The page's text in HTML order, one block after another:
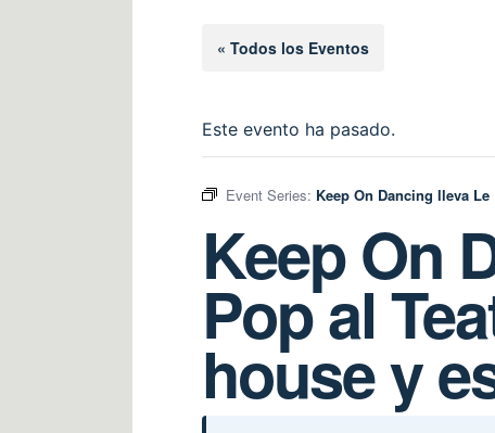
« Todos los Eventos
Este evento ha pasado.
Event Series: Keep On Dancing lleva
Keep On
Pop al
house y